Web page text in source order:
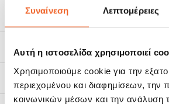
Συναίνεση Λεπτομέρειες
Αυτή η ιστοσελίδα χρησιμοποιεί
Χρησιμοποιούμε cookie για την
περιεχομένου και διαφημίσεων, την
κοινωνικών μέσων και την ανάλυση
Χωρητικότητα: 8lt.
Χαρακτηριστικά
Τρόποι Αποστολής